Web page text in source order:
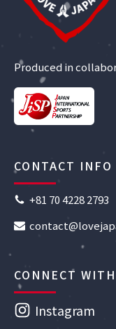
Produced in
CONTACT INFO
+81 70 4228 2793
CONNECT
Instagram